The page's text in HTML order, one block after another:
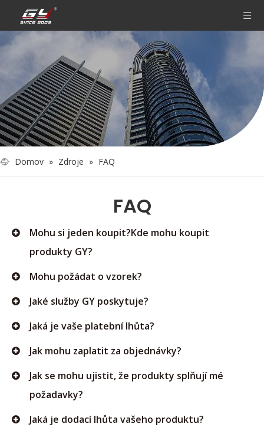
Domov » Zdroje » FAQ
FAQ
Mohu si jeden koupit?Kde mohu koupit
produkty GY?
Mohu požádat o vzorek?
Jaké služby GY poskytuje?
Jaká je vaše platební lhůta?
Jak mohu zaplatit za objednávky?
Jak se mohu ujistit, že produkty splňují mé
požadavky?
Jaká je dodací lhůta vašeho produktu?